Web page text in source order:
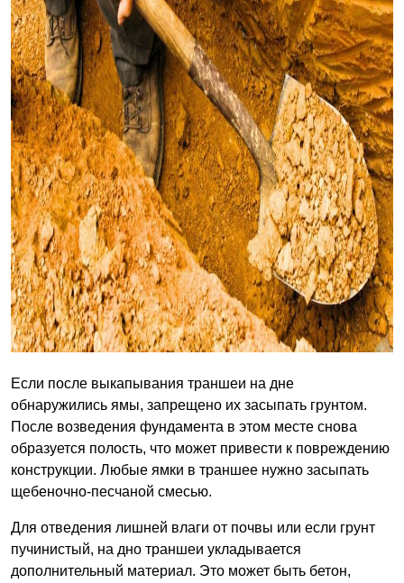
Если после выкапывания траншеи на дне
обнаружились ямы, запрещено их засыпать грунтом.
После возведения фундамента в этом месте снова
образуется полость, что может привести к повреждению
конструкции. Любые ямки в траншее нужно засыпать
щебеночно-песчаной смесью.
Для отведения лишней влаги от почвы или если грунт
пучинистый, на дно траншеи укладывается
дополнительный материал. Это может быть бетон,